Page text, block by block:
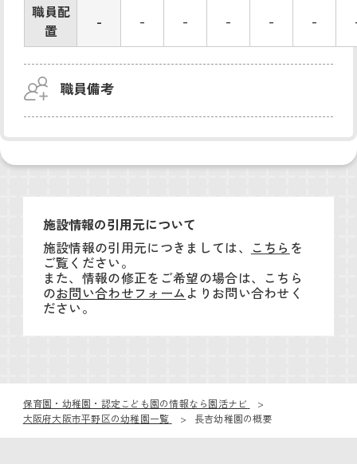
職員配
置
- - - - - -
職員備考
施設情報の引用元について
施設情報の引用元につきましては、 こちら を
ご覧ください。
また、情報の修正をご希望の場合は、こちら
のお問い合わせフォームよりお問い合わせく
ださい。
保育園・幼稚園・認定こども園の情報なら園活ナビ
大阪府大阪市平野区の幼稚園一覧
長吉幼稚園の概要